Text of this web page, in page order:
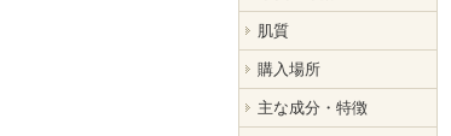
肌質
購入場所
主な成分・特徴